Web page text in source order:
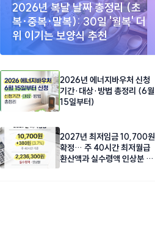
2026년 복날 날짜 총정리 (초
복·중복·말복): 30일 '월복' 더
위 이기는 보양식 추천
2026년 에너지바우처 신청
기간·대상·방법 총정리 (6월
15일부터)
2027년 최저임금 10,700원
확정… 주 40시간 최저월급
환산액과 실수령액 인상분 총